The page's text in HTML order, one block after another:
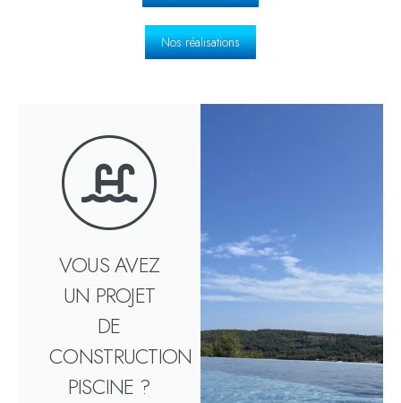
Nos réalisations
VOUS AVEZ
UN PROJET
DE
CONSTRUCTION
PISCINE ?